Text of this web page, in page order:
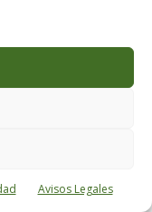
Avisos Legales
y la
cerca, a la
hermanas
núcleo las
y la tiranía